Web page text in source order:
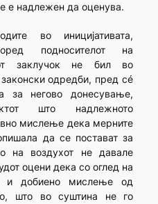
е надлежен да оценува.
во иницијативата,
подносителот на
заклучок не бил во
одредби, пред сé
за негово донесување,
што надлежното
мислење дека мерните
да се постават за
на воздухот не давале
оцени дека со оглед на
и добиено мислење од
што во суштина не го